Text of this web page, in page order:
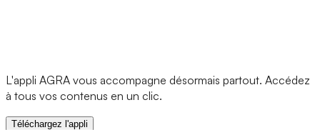
L'appli AGRA vous accompagne désormais partout. Accédez
à tous vos contenus en un clic.
Téléchargez l'appli